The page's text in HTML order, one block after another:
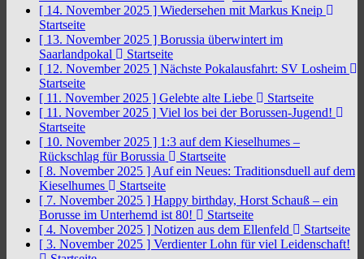
[ 14. November 2025 ] Wiedersehen mit Markus Kneip
Startseite
[ 13. November 2025 ] Borussia überwintert im
Saarlandpokal
Startseite
[ 12. November 2025 ] Nächste Pokalausfahrt: SV Losheim
Startseite
[ 11. November 2025 ] Gelebte alte Liebe
Startseite
[ 11. November 2025 ] Viel los bei der Borussen-Jugend!
Startseite
[ 10. November 2025 ] 1:3 auf dem Kieselhumes –
Rückschlag für Borussia
Startseite
[ 8. November 2025 ] Auf ein Neues: Traditionsduell auf dem
Kieselhumes
Startseite
[ 7. November 2025 ] Happy birthday, Horst Schauß – ein
Borusse im Unterhemd ist 80!
Startseite
[ 4. November 2025 ] Notizen aus dem Ellenfeld
Startseite
[ 3. November 2025 ] Verdienter Lohn für viel Leidenschaft!